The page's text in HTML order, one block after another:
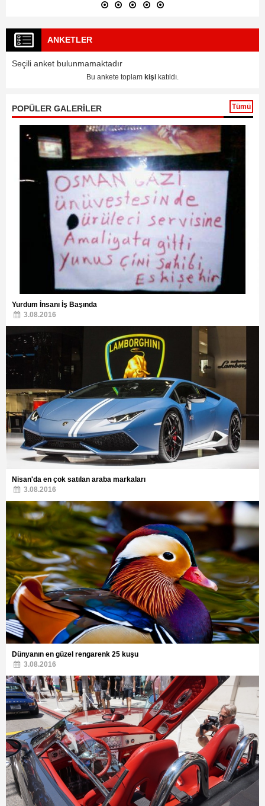
ANKETLER
Seçili anket bulunmamaktadır
Bu ankete toplam kişi katıldı.
POPÜLER GALERİLER Tümü
Yurdum İnsanı İş Başında
3.08.2016
Nisan'da en çok satılan araba markaları
3.08.2016
Dünyanın en güzel rengarenk 25 kuşu
3.08.2016